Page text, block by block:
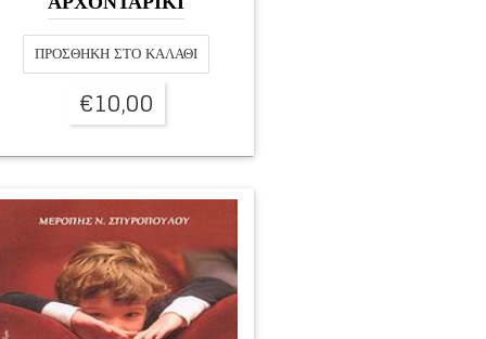
ΠΡΟΣΘΉΚΗ ΣΤΟ ΚΑΛΆΘΙ
€10,00